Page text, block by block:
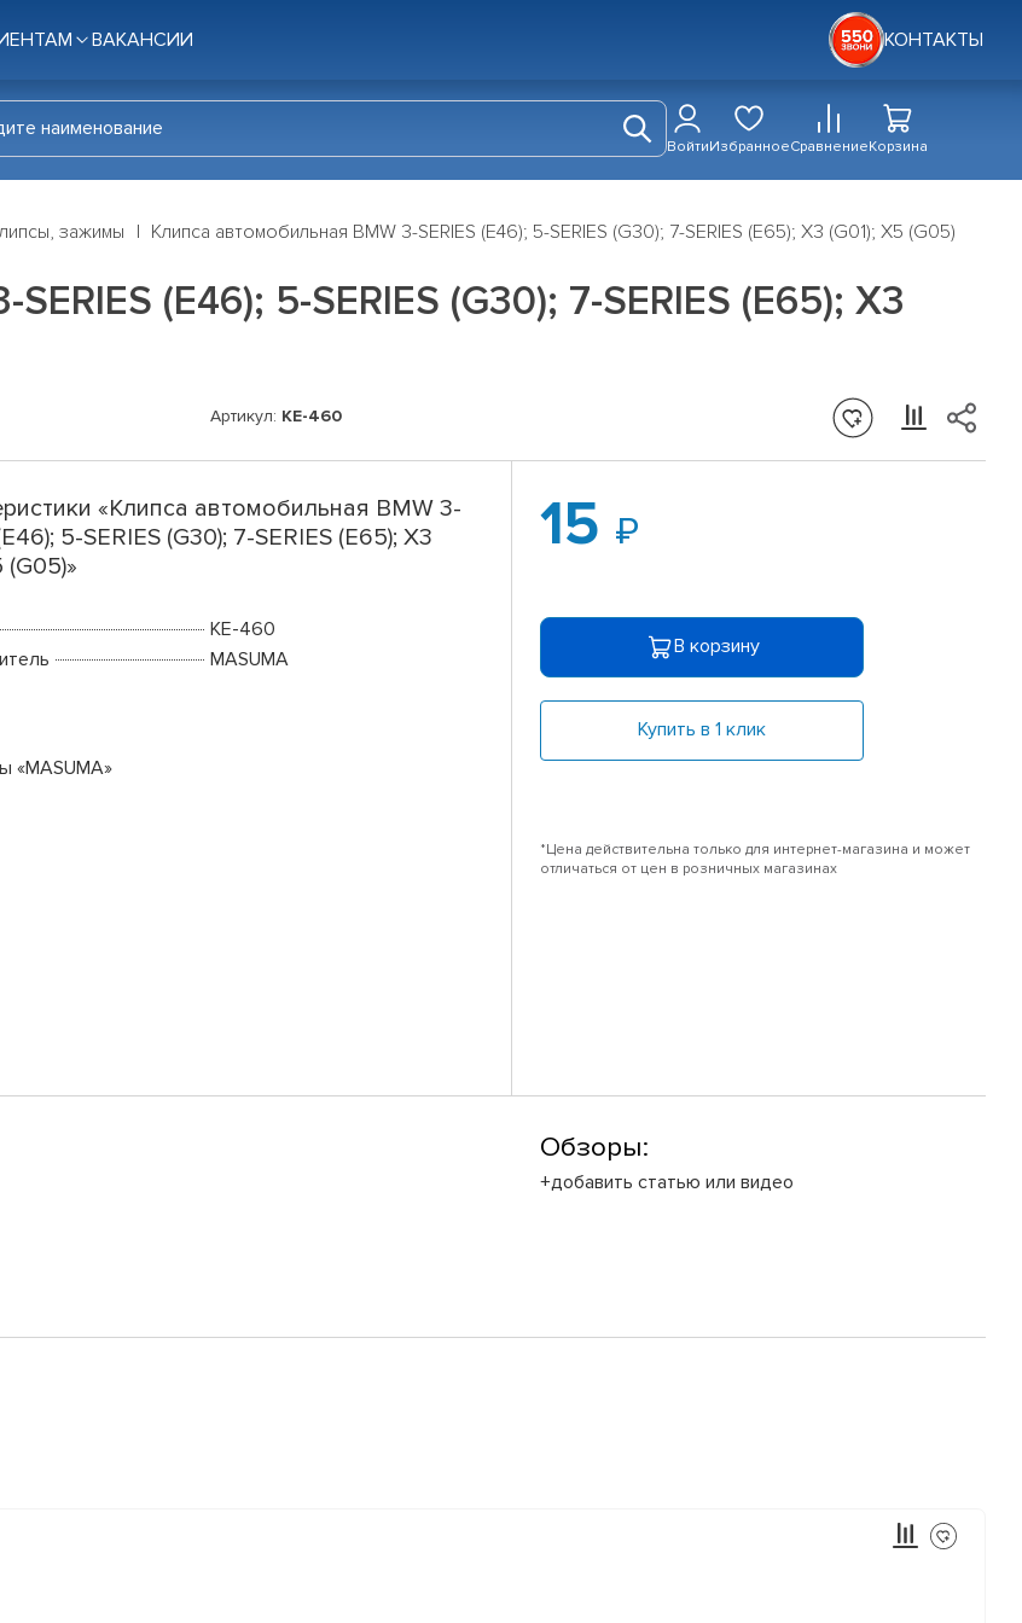
ВАКАНСИИ КОНТАКТЫ
ВойтиИзбранноеСравнениеКорзина
зажимы Клипса автомобильная BMW 3-SERIES (E46); 5-SERIES (G30); 7-SERIES (E65); X3 (G01); X5 (G05)
(E46); 5-SERIES (G30); 7-SERIES (E65); X3
Артикул: KE-460
«Клипса автомобильная BMW 3-
5-SERIES (G30); 7-SERIES (E65); X3
(G05)»
KE-460
MASUMA
«MASUMA»
15
В корзину
Купить в 1 клик
*Цена действительна только для интернет-магазина и может
отличаться от цен в розничных магазинах
Обзоры:
+добавить статью или видео